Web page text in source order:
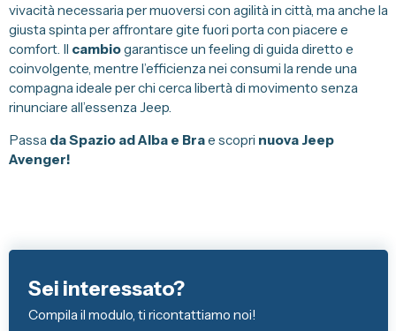
vivacità necessaria per muoversi con agilità in città, ma anche la
giusta spinta per affrontare gite fuori porta con piacere e
comfort. Il cambiogarantisce un feeling di guida diretto e
coinvolgente, mentre l’efficienza nei consumi la rende una
compagna ideale per chi cerca libertà di movimento senza
rinunciare all’essenza Jeep.
Passa da Spazio ad Alba e Brae scopri nuova Jeep
Avenger!
Sei interessato?
Compila il modulo, ti ricontattiamo noi!